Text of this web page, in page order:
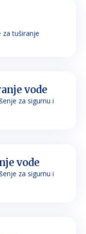
za tuširanje
vode
za sigurnu i
vode
za sigurnu i